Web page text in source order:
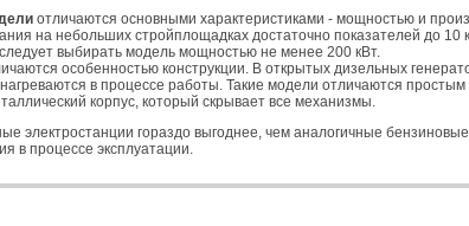
отличаются основными характеристиками - мощностью и
на небольших стройплощадках достаточно показателей до
выбирать модель мощностью не менее 200 кВт.
особенностью конструкции. В открытых дизельных
в процессе работы. Такие модели отличаются
корпус, который скрывает все механизмы.
электростанции гораздо выгоднее, чем аналогичные
в процессе эксплуатации.